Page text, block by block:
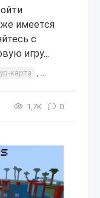
имеется
с
игру...
карта , паркур
1,7К 0